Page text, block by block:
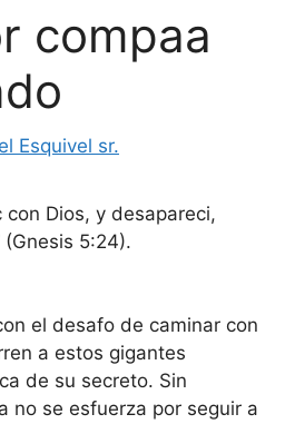
compaa
Esquivel sr.
con Dios, y desapareci,
(Gnesis 5:24).
el desafo de caminar con
a estos gigantes
de su secreto. Sin
no se esfuerza por seguir a